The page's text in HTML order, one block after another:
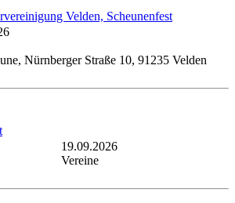
Velden, Scheunenfest
Nürnberger Straße 10, 91235 Velden
19.09.2026
Vereine